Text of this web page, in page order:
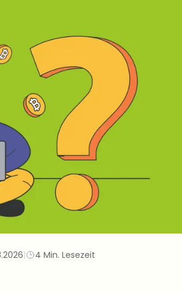
| 4 Min. Lesezeit